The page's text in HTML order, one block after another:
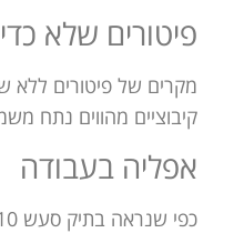
פיטורים שלא
מקרים של פיטורים ללא
קיבוציים מהווים נתח
אפליה בעבודה